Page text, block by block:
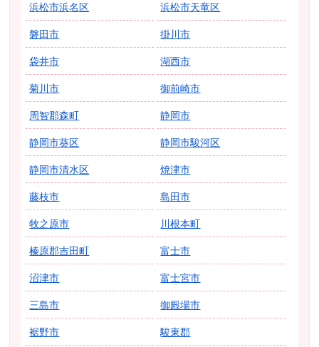
浜松市浜名区 浜松市天竜区
磐田市 掛川市
袋井市 湖西市
菊川市 御前崎市
周智郡森町 静岡市
静岡市葵区 静岡市駿河区
静岡市清水区 焼津市
藤枝市 島田市
牧之原市 川根本町
榛原郡吉田町 富士市
沼津市 富士宮市
三島市 御殿場市
裾野市 駿東郡